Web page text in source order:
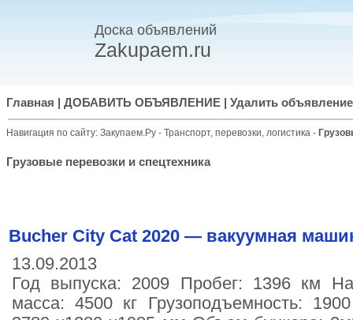
Доска объявлений
Zakupaem.ru
Главная ДОБАВИТЬ ОБЪЯВЛЕНИЕ Удалить объявление
Навигация по сайту: Закупаем.Ру - Транспорт, перевозки, логистика -
Грузовые перевозки и спецтехника
Bucher City Cat 2020 — вакуумная
13.09.2013
Год выпуска: 2009 Пробег: 1396 км
масса: 4500 кг Грузоподъемность: